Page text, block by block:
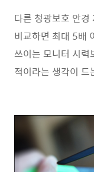
다른 청광보호 안
비교하면 최대 5배
쓰이는 모니터 시력
적이라는 생각이 드